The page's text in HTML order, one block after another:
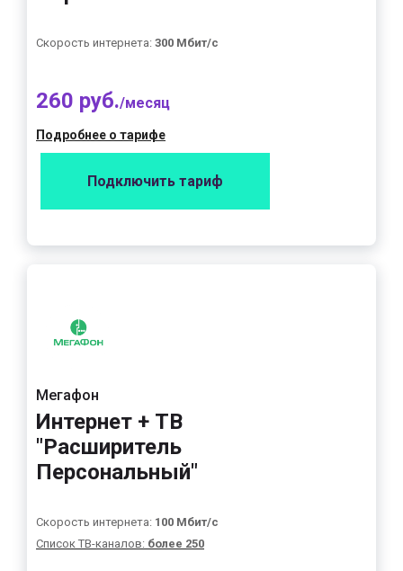
Скорость интернета: 300 Мбит/с
260 руб./месяц
Подробнее о тарифе
Подключить тариф
Мегафон
Интернет + ТВ
"Расширитель
Персональный"
Скорость интернета: 100 Мбит/с
Список ТВ-каналов: более 250